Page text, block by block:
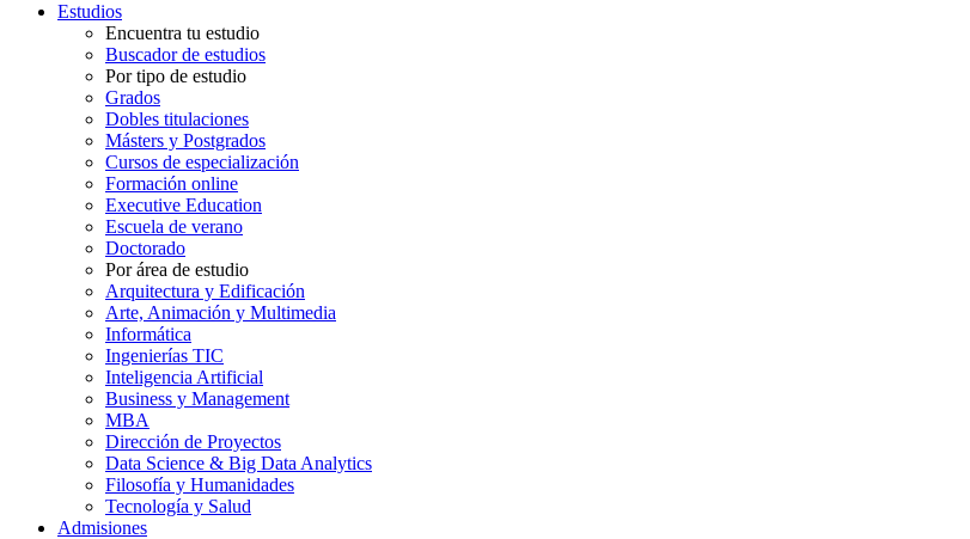
Estudios
Encuentra tu estudio
Buscador de estudios
Por tipo de estudio
Grados
Dobles titulaciones
Másters y Postgrados
Cursos de especialización
Formación online
Executive Education
Escuela de verano
Doctorado
Por área de estudio
Arquitectura y Edificación
Arte, Animación y Multimedia
Informática
Ingenierías TIC
Inteligencia Artificial
Business y Management
MBA
Dirección de Proyectos
Data Science & Big Data Analytics
Filosofía y Humanidades
Tecnología y Salud
Admisiones